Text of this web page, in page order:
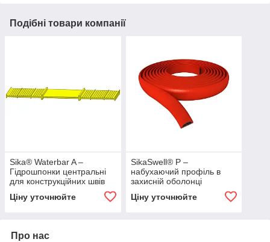
Подібні товари компанії
Sika® Waterbar A –
Гідрошпонки центральні
для конструкційних швів
Ціну уточнюйте
SikaSwell® P –
набухаючий профіль в
захисній оболонці
Ціну уточнюйте
Про нас